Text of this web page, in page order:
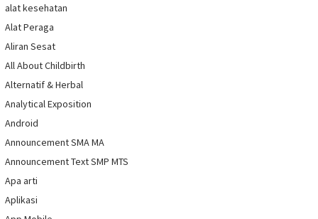
alat kesehatan
Alat Peraga
Aliran Sesat
All About Childbirth
Alternatif & Herbal
Analytical Exposition
Android
Announcement SMA MA
Announcement Text SMP MTS
Apa arti
Aplikasi